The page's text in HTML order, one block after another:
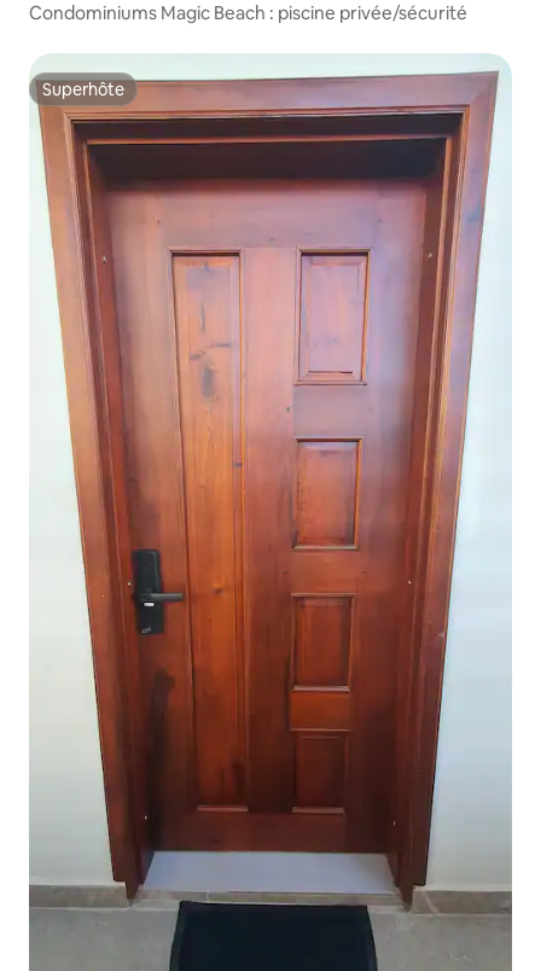
Condominiums Magic Beach : piscine privée/sécurité
Superhôte
Superhôte